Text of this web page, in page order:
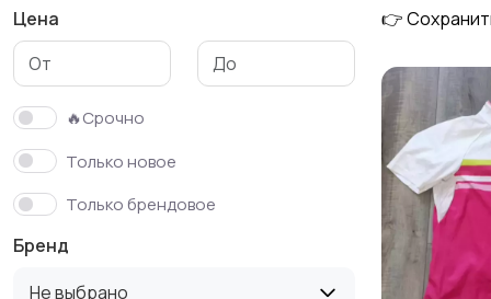
Цена
🔥Срочно
Только новое
Только брендовое
Бренд
Не выбрано
👉